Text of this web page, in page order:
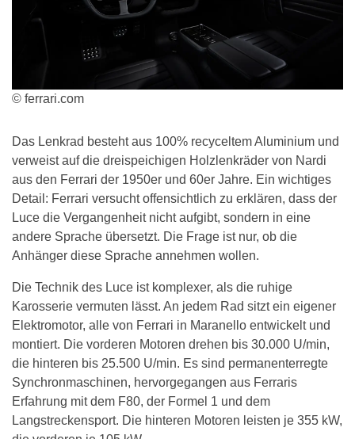
© ferrari.com
Das Lenkrad besteht aus 100% recyceltem Aluminium und
verweist auf die dreispeichigen Holzlenkräder von Nardi
aus den Ferrari der 1950er und 60er Jahre. Ein wichtiges
Detail: Ferrari versucht offensichtlich zu erklären, dass der
Luce die Vergangenheit nicht aufgibt, sondern in eine
andere Sprache übersetzt. Die Frage ist nur, ob die
Anhänger diese Sprache annehmen wollen.
Die Technik des Luce ist komplexer, als die ruhige
Karosserie vermuten lässt. An jedem Rad sitzt ein eigener
Elektromotor, alle von Ferrari in Maranello entwickelt und
montiert. Die vorderen Motoren drehen bis 30.000 U/min,
die hinteren bis 25.500 U/min. Es sind permanenterregte
Synchronmaschinen, hervorgegangen aus Ferraris
Erfahrung mit dem F80, der Formel 1 und dem
Langstreckensport. Die hinteren Motoren leisten je 355 kW,